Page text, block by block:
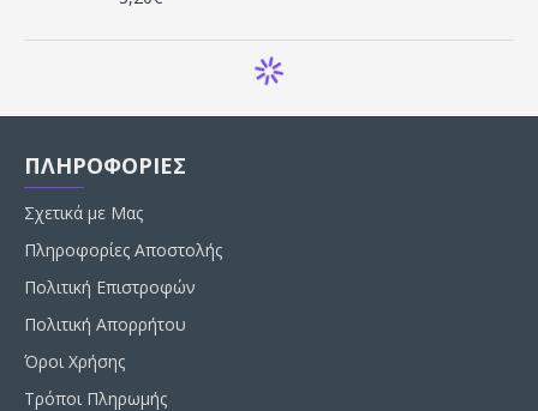
ΠΛΗΡΟΦΟΡΙΕΣ
Σχετικά με Μας
Πληροφορίες Αποστολής
Πολιτική Επιστροφών
Πολιτική Απορρήτου
Όροι Χρήσης
Τρόποι Πληρωμής